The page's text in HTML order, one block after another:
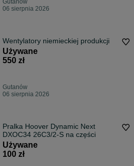
Gutanów
06 sierpnia 2026
Wentylatory niemieckiej produkcji
Używane
550 zł
Gutanów
06 sierpnia 2026
Pralka Hoover Dynamic Next
DXOC34 26C3/2-S na części
Używane
100 zł